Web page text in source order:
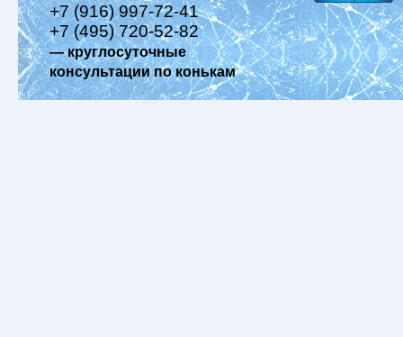
+7 (916) 997-72-41
+7 (495) 720-52-82
— круглосуточные
консультации по конькам